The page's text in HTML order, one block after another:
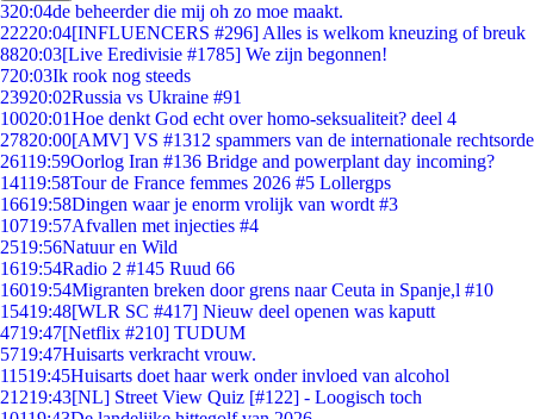
320:04de beheerder die mij oh zo moe maakt.
22220:04[INFLUENCERS #296] Alles is welkom kneuzing of breuk
8820:03[Live Eredivisie #1785] We zijn begonnen!
720:03Ik rook nog steeds
23920:02Russia vs Ukraine #91
10020:01Hoe denkt God echt over homo-seksualiteit? deel 4
27820:00[AMV] VS #1312 spammers van de internationale rechtsorde
26119:59Oorlog Iran #136 Bridge and powerplant day incoming?
14119:58Tour de France femmes 2026 #5 Lollergps
16619:58Dingen waar je enorm vrolijk van wordt #3
10719:57Afvallen met injecties #4
2519:56Natuur en Wild
1619:54Radio 2 #145 Ruud 66
16019:54Migranten breken door grens naar Ceuta in Spanje,l #10
15419:48[WLR SC #417] Nieuw deel openen was kaputt
4719:47[Netflix #210] TUDUM
5719:47Huisarts verkracht vrouw.
11519:45Huisarts doet haar werk onder invloed van alcohol
21219:43[NL] Street View Quiz [#122] - Loogisch toch